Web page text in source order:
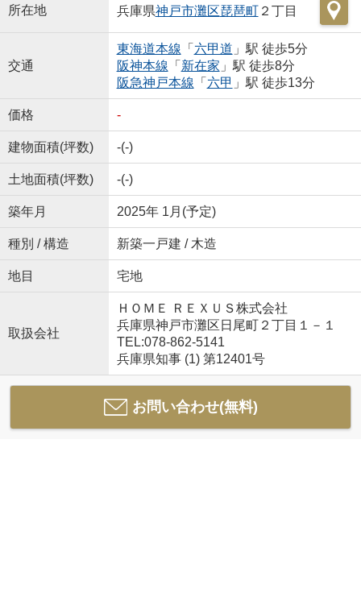
所在地 兵庫県神戸市灘区琵琶町２丁目
交通
東海道本線 「 六甲道 」駅 徒歩5分
阪神本線 「 新在家 」駅 徒歩8分
阪急神戸本線 「 六甲 」駅 徒歩13分
価格 -
建物面積(坪数) -(-)
土地面積(坪数) -(-)
築年月 2025年 1月(予定)
種別 / 構造 新築一戸建 / 木造
地目 宅地
取扱会社
ＨＯＭＥ ＲＥＸＵＳ株式会社
兵庫県神戸市灘区日尾町２丁目１－１
TEL:078-862-5141
兵庫県知事 (1) 第12401号
お問い合わせ(無料)